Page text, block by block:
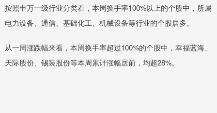
按照申万一级行业分类看，本周换手率100%以上的个股中，所属
电力设备、通信、基础化工、机械设备等行业的个股居多。
从一周涨跌幅来看，本周换手率超过100%的个股中，幸福蓝海、
天际股份、锡装股份等本周累计涨幅居前，均超28%。